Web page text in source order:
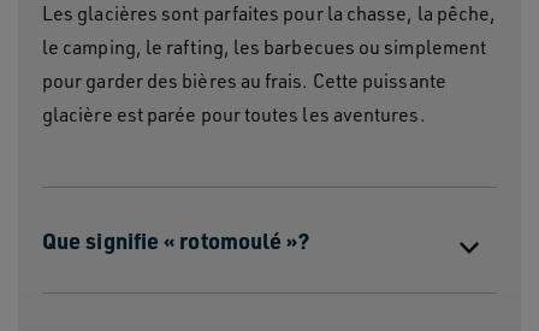
Les glacières sont parfaites pour la chasse, la pêche,
le camping, le rafting, les barbecues ou simplement
pour garder des bières au frais. Cette puissante
glacière est parée pour toutes les aventures.
Que signifie « rotomoulé »?